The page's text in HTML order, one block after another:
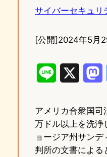
サイバーセキュリ
[公開]2024年5月
n
e
s
o
アメリカ合衆国
万ドル以上を洗浄
ョージア州サン
判所の文書によ